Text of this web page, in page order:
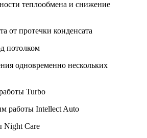
теплообмена и снижение
от протечки конденсата
потолком
одновременно нескольких
Turbo
работы Intellect Auto
Night Care